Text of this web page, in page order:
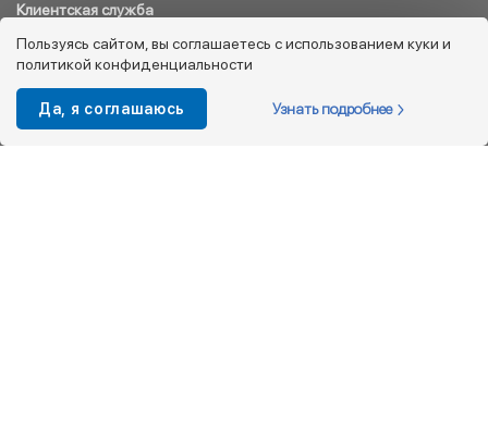
Клиентская служба
8 800 333 08 45
info@kotofey.ru
Магазины в Москва (50)
Пользуясь сайтом, вы соглашаетесь с использованием куки и
политикой конфиденциальности
Да, я соглашаюсь Узнать подробнее